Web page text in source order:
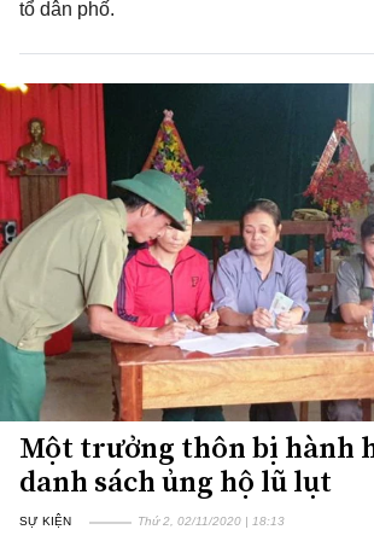
tổ dân phố.
Một trưởng thôn bị hành
danh sách ủng hộ lũ lụt
SỰ KIỆN Thứ 2, 02/11/2020 | 18:13